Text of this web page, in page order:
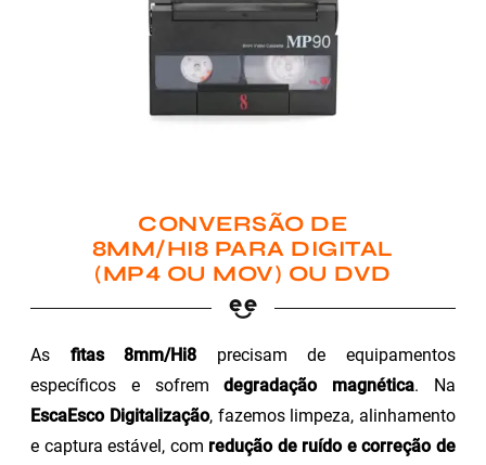
CONVERSÃO DE
8MM/HI8 PARA DIGITAL
(MP4 OU MOV) OU DVD
As fitas 8mm/Hi8 precisam de equipamentos
específicos e sofremdegradação magnética. Na
EscaEsco Digitalização, fazemos limpeza, alinhamento
e captura estável, com redução de ruído e correção de